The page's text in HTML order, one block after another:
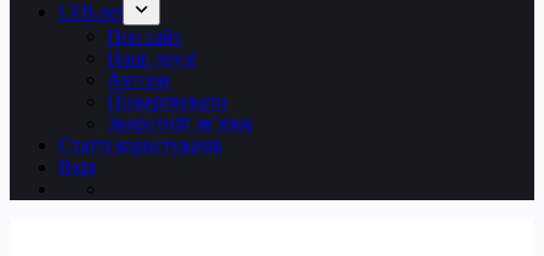
LTB.net
Про сайт
Наші друзі
Автори
Пожертвувати
Зворотній зв’язок
Статті користувачів
Вхід